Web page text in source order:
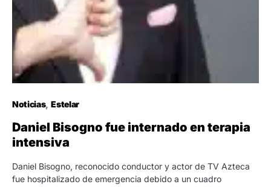
Noticias Estelar
Daniel Bisogno fue internado en terapia
intensiva
Daniel Bisogno, reconocido conductor y actor de TV Azteca
fue hospitalizado de emergencia debido a un cuadro